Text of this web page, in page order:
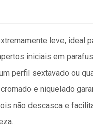
leve, ideal
iniciais em
perfil sextavado ou
e niquelado
não descasca e